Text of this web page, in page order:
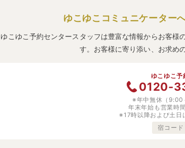
ゆこゆこコミュニケーター
ゆこゆこ予約センタースタッフは豊富な情報からお客
す。お客様に寄り添い、お求め
ゆこゆこ予
0120-
※年中無休（9:00
年末年始も営業時
※17時以降および土日
宿コード